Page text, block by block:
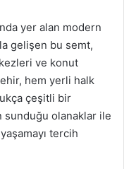
yer alan modern
gelişen bu semt,
ve konut
hem yerli halk
çeşitli bir
sunduğu olanaklar ile
tercih